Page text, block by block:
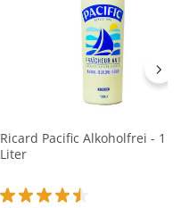
Ricard Pacific Alkoholfrei - 1
Liter